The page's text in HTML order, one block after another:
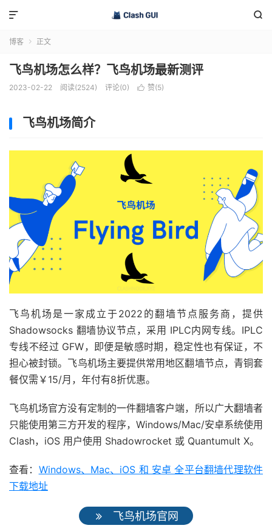


博客  正文
飞鸟机场怎么样？飞鸟机场最新测评
2023-02-22 阅读(2524) 评论(0)  赞(5)
飞鸟机场简介
飞鸟机场是一家成立于2022的翻墙节点服务商，提供
Shadowsocks 翻墙协议节点，采用 IPLC内网专线。IPLC
专线不经过 GFW，即便是敏感时期，稳定性也有保证，不
担心被封锁。飞鸟机场主要提供常用地区翻墙节点，青铜套
餐仅需￥15/月，年付有8折优惠。
飞鸟机场官方没有定制的一件翻墙客户端，所以广大翻墙者
只能使用第三方开发的程序，Windows/Mac/安卓系统使用
Clash，iOS 用户使用 Shadowrocket 或 Quantumult X。
查看： Windows、Mac、iOS 和 安卓 全平台翻墙代理软件
下载地址
飞鸟机场官网